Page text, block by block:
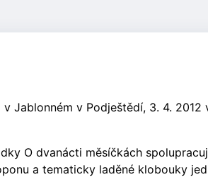
Jablonném v Podještědí, 3. 4. 2012
O dvanácti měsíčkách
a tematicky laděné klobouky